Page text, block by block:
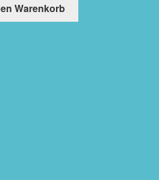
Warenkorb